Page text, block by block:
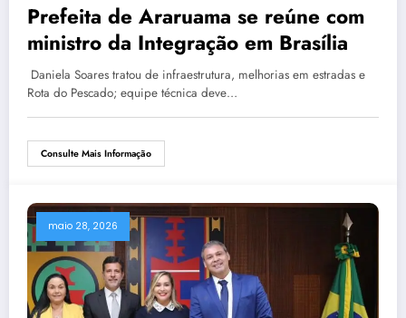
Prefeita de Araruama se reúne com
ministro da Integração em Brasília
Daniela Soares tratou de infraestrutura, melhorias em estradas e
Rota do Pescado; equipe técnica deve…
Consulte Mais Informação
maio 28, 2026